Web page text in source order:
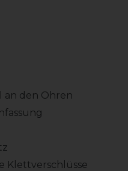
an den Ohren
Klettverschlüsse